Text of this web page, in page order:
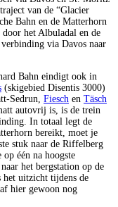
van de “Glacier
Bahn en de Matterhorn
het Albuladal en de
via Davos naar
Bahn eindigt ook in
(skigebied Disentis 3000)
Sedrun, Fiesch en Täsch
autovrij is, is de trein
In totaal legt de
bereikt, moet je
stuk naar de Riffelberg
één na hoogste
het bergstation op de
het uitzicht tijdens de
hier gewoon nog